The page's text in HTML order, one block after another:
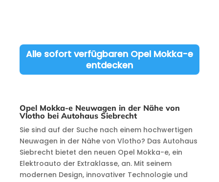
Alle sofort verfügbaren Opel Mokka-e
entdecken
Opel Mokka-e Neuwagen in der Nähe von
Vlotho bei Autohaus Siebrecht
Sie sind auf der Suche nach einem hochwertigen
Neuwagen in der Nähe von Vlotho? Das Autohaus
Siebrecht bietet den neuen Opel Mokka-e, ein
Elektroauto der Extraklasse, an. Mit seinem
modernen Design, innovativer Technologie und